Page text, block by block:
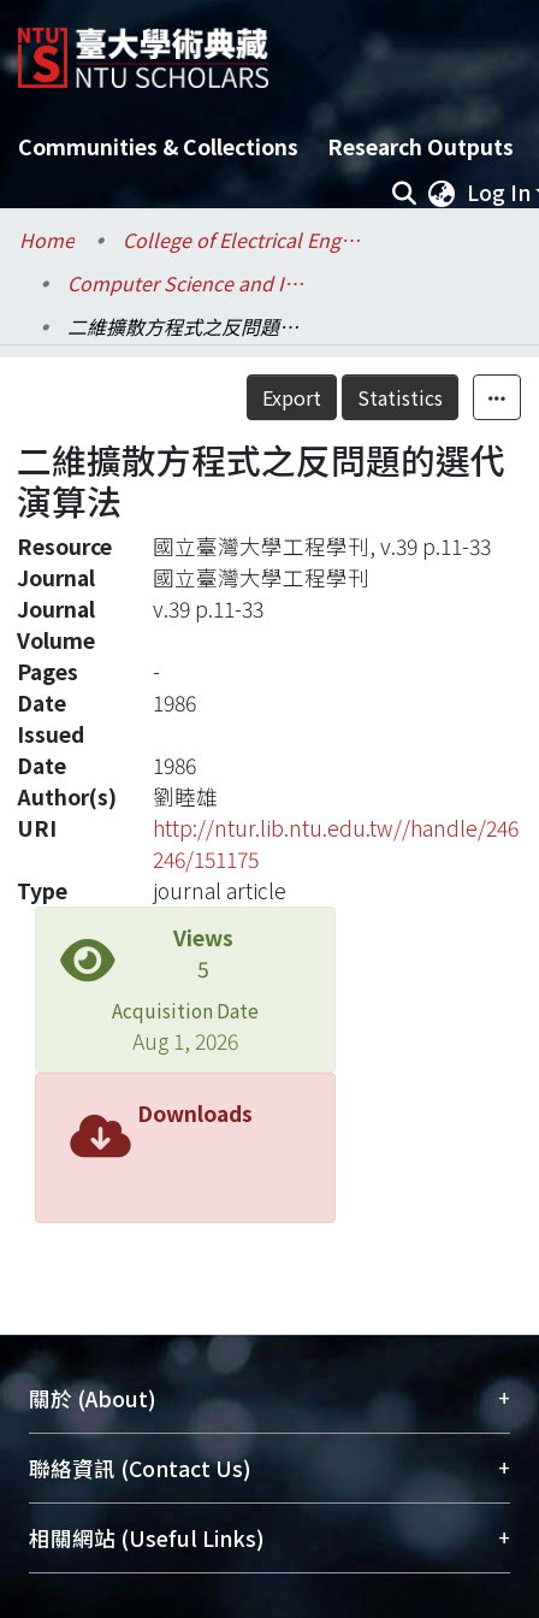
Communities & Collections
Research Outputs
Log In
Home
College of Electrical Engineering and Computer Science / 電機資訊學院
Computer Science and Information Engineering / 資訊工程學系
二維擴散方程式之反問題的選代演算法
Details
Export Statistics
二維擴散方程式之反問題的選代
演算法
Resource
國立臺灣大學工程學刊, v.39 p.11-33
Journal
國立臺灣大學工程學刊
Journal
Volume
v.39 p.11-33
Pages
-
Date
Issued
1986
Date
1986
Author(s)
劉睦雄
URI
http://ntur.lib.ntu.edu.tw//handle/246
246/151175
Type
journal article
Views
5
Acquisition Date
Aug 1, 2026
Downloads
關於 (About) +
臺大位居世界頂尖大學之列，為永久珍藏及向國際
展現本校豐碩的研究成果及學術能量，圖書館整合
機構典藏（NTUR）與學術庫（AH）不同功能平
台，成為臺大學術典藏NTU scholars。期能整合研
聯絡資訊 (Contact Us) +
總館學科館員(Main Library)
醫學圖書館學科館員(Medical Library)
相關網站 (Useful Links) +